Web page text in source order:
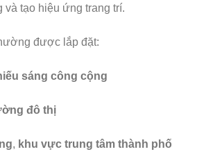
và tạo hiệu ứng trang trí.
được lắp đặt:
sáng công cộng
đô thị
, khu vực trung tâm thành phố